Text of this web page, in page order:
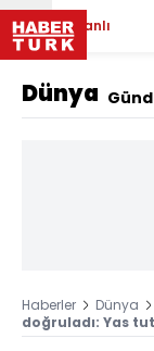
Canlı
Dünya
Haberler Dünya
doğruladı: Yas